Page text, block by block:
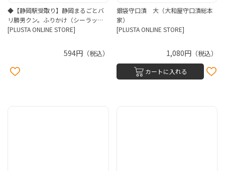
◆【静岡駅受取り】静岡まるごとバ
リ勝男クン。ふりかけ（シーラッ…
[PLUSTA ONLINE STORE]
594円（税込）
銀袋守口漬 大（大和屋守口漬総本
家）
[PLUSTA ONLINE STORE]
1,080円 （税込）
カートに入れる